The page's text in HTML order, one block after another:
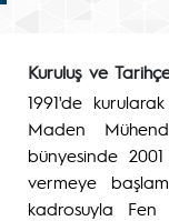
Kuruluş ve
1991'de
Maden
bünyesinde
vermeye
kadrosuyla Fen